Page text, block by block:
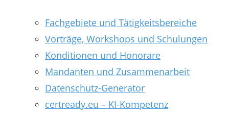
Fachgebiete und Tätigkeitsbereiche
Vorträge, Workshops und Schulungen
Konditionen und Honorare
Mandanten und Zusammenarbeit
Datenschutz-Generator
certready.eu – KI-Kompetenz